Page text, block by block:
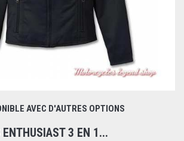
AVEC D'AUTRES OPTIONS
3 EN 1...